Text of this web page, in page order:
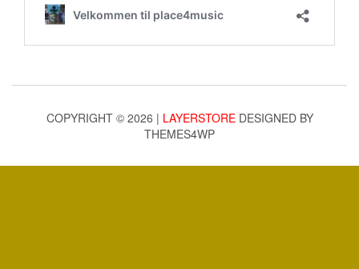
COPYRIGHT © 2026 | LAYERSTOREDESIGNED BY
THEMES4WP